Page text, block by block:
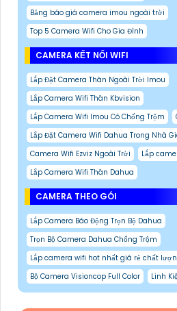
Bảng báo giá camera imou ngoài trời
Top 5 Camera Wifi Cho Gia Đình
CAMERA KẾT NỐI WIFI
Lắp Đặt Camera Thân Ngoài Trời Imou
Lắp Camera Wifi Thân Kbvision
Lắp Camera Wifi Imou Có Chống Trộm
Lắp Đặt Camera Wifi Dahua Trong Nhà
Camera Wifi Ezviz Ngoài Trời
Lắp
Lắp Camera Wifi Thân Dahua
CAMERA THEO GÓI
Lắp Camera Báo Động Trọn Bộ Dahua
Trọn Bộ Camera Dahua Chống Trộm
Lắp camera wifi hot nhất giá rẻ chất
Bộ Camera Visioncop Full Color
Linh